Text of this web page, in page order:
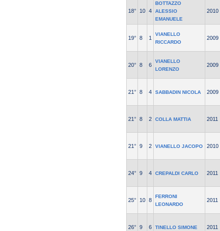
18° 10 4
BOTTAZZO
ALESSIO
EMANUELE
2010
19° 8 1
VIANELLO
RICCARDO
2009
20° 8 6
VIANELLO
LORENZO
2009
21° 8 4 SABBADIN NICOLA 2009
21° 8 2 COLLA MATTIA 2011
21° 9 2 VIANELLO JACOPO 2010
24° 9 4 CREPALDI CARLO 2011
25° 10 8
FERRONI
LEONARDO
2011
26° 9 6 TINELLO SIMONE 2011